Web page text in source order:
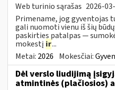
Web turinio sąrašas 2026-
Primename, jog gyventojas
gali nuomoti vienu iš šių
paskirties patalpas —
mokestį ir...
Metai: 2026 Mokesčiai:
Dėl verslo liudijimą
atmintinės (plačiosios)